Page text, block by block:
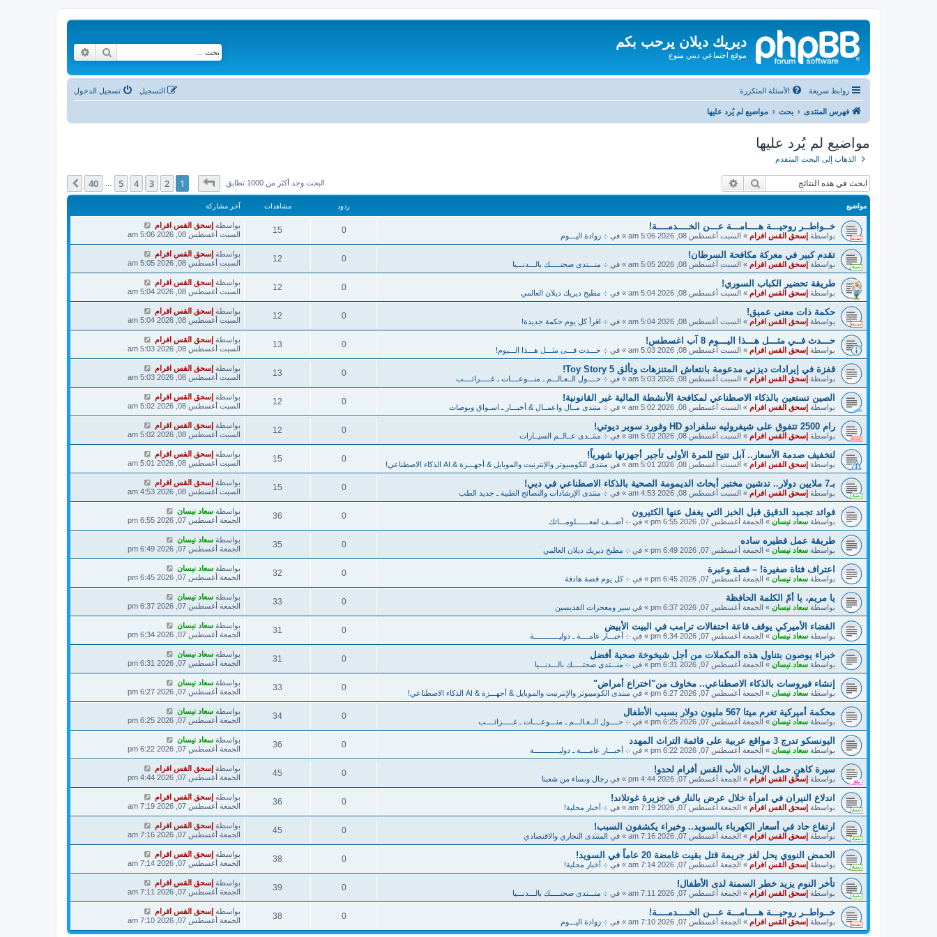
ديريك ديلان يرحب بكم
موقع اجتماعي ديني منوع بحث
روابط سريعة الأسئلة المتكررة تسجيل الدخول التسجيل
فهرس المنتدى بحث مواضيع لم يُرد عليها
مواضيع لم يُرد عليها
الذهاب إلى البحث المتقدم
بحث البحث وجد أكثر من 1000 تطابق صفحة1من40
1
2
3
4
5
40 التالي
مواضيع ردود مشاهدات آخر مشاركة
خــواطــر روحيـــة هــــامـــة عـــن الخــــدمــــة!
بواسطة إسحق القس افرام » السبت أغسطس 08, 2026 5:06 am » في ܀ زوادة اليـــوم
0
15 بواسطة إسحق القس افرام
السبت أغسطس 08, 2026 5:06 am
تقدم كبير في معركة مكافحة السرطان!
بواسطة إسحق القس افرام » السبت أغسطس 08, 2026 5:05 am » في ܀ منـــتدى صحتـــــك بالـــدنـــيا
0
12 بواسطة إسحق القس افرام
السبت أغسطس 08, 2026 5:05 am
طريقة تحضير الكباب السوري!
بواسطة إسحق القس افرام » السبت أغسطس 08, 2026 5:04 am » في ܀ مطبخ ديريك ديلان العالمي
0
12 بواسطة إسحق القس افرام
السبت أغسطس 08, 2026 5:04 am
حكمة ذات معنى عميق!
بواسطة إسحق القس افرام » السبت أغسطس 08, 2026 5:04 am » في ܀ اقرأ كل يوم حكمة جديدة!
0
12 بواسطة إسحق القس افرام
السبت أغسطس 08, 2026 5:04 am
حـــدث فــي مثـــل هـــذا اليـــوم 8 آب اغسطس!
بواسطة إسحق القس افرام » السبت أغسطس 08, 2026 5:03 am » في ܀ حـــدث فـــى مثـــل هـــذا الـــيوم!
0
13 بواسطة إسحق القس افرام
السبت أغسطس 08, 2026 5:03 am
قفزة في إيرادات ديزني مدعومة بانتعاش المتنزهات وتألق Toy Story 5!
بواسطة إسحق القس افرام » السبت أغسطس 08, 2026 5:03 am » في ܀ حــــول الــعـالـــم ـ منـــوعــــات ـ غـــــرائــــب
0
13 بواسطة إسحق القس افرام
السبت أغسطس 08, 2026 5:03 am
الصين تستعين بالذكاء الاصطناعي لمكافحة الأنشطة المالية غير القانونية!
بواسطة إسحق القس افرام » السبت أغسطس 08, 2026 5:02 am » في ܀ منتدى مــال واعمــال & أخبـــار ـ اسـواق وبوصات
0
12 بواسطة إسحق القس افرام
السبت أغسطس 08, 2026 5:02 am
رام 2500 تتفوق على شيفروليه سلفرادو HD وفورد سوبر ديوتي!
بواسطة إسحق القس افرام » السبت أغسطس 08, 2026 5:02 am » في ܀ منتــدى عــالــم السيــارات
0
12 بواسطة إسحق القس افرام
السبت أغسطس 08, 2026 5:02 am
لتخفيف صدمة الأسعار.. آبل تتيح للمرة الأولى تأجير أجهزتها شهرياً!
بواسطة إسحق القس افرام » السبت أغسطس 08, 2026 5:01 am » في منتدى الكومبيوتر والإنترنيت والموبايل & أجهـــزة & AI الذكاء الاصطناعي!
0
15 بواسطة إسحق القس افرام
السبت أغسطس 08, 2026 5:01 am
بـ7 ملايين دولار.. تدشين مختبر أبحاث الديمومة الصحية بالذكاء الاصطناعي في دبي!
بواسطة إسحق القس افرام » السبت أغسطس 08, 2026 4:53 am » في ܀ منتدى الإرشادات والنصائح الطبية ـ جديد الطب
0
15 بواسطة إسحق القس افرام
السبت أغسطس 08, 2026 4:53 am
فوائد تجميد الدقيق قبل الخبز التي يغفل عنها الكثيرون
بواسطة سعاد نيسان » الجمعة أغسطس 07, 2026 6:55 pm » في ܀ أضـــف لمعــــــلومـــاتك
0
36 بواسطة سعاد نيسان
الجمعة أغسطس 07, 2026 6:55 pm
طريقة عمل فطيره ساده
بواسطة سعاد نيسان » الجمعة أغسطس 07, 2026 6:49 pm » في ܀ مطبخ ديريك ديلان العالمي
0
35 بواسطة سعاد نيسان
الجمعة أغسطس 07, 2026 6:49 pm
اعتراف فتاة صغيرة! – قصة وعبرة
بواسطة سعاد نيسان » الجمعة أغسطس 07, 2026 6:45 pm » في ܀ كل يوم قصة هادفة
0
32 بواسطة سعاد نيسان
الجمعة أغسطس 07, 2026 6:45 pm
يا مريم، يا أمّ الكلمة الحافظة
بواسطة سعاد نيسان » الجمعة أغسطس 07, 2026 6:37 pm » في سير ومعجزات القديسين
0
33 بواسطة سعاد نيسان
الجمعة أغسطس 07, 2026 6:37 pm
القضاء الأميركي يوقف قاعة احتفالات ترامب في البيت الأبيض
بواسطة سعاد نيسان » الجمعة أغسطس 07, 2026 6:34 pm » في ܀ أخبـــار عامــــة ـ دوليــــــــــــة
0
31 بواسطة سعاد نيسان
الجمعة أغسطس 07, 2026 6:34 pm
خبراء يوصون بتناول هذه المكملات من أجل شيخوخة صحية أفضل
بواسطة سعاد نيسان » الجمعة أغسطس 07, 2026 6:31 pm » في ܀ منـــتدى صحتـــــك بالـــدنـــيا
0
31 بواسطة سعاد نيسان
الجمعة أغسطس 07, 2026 6:31 pm
إنشاء فيروسات بالذكاء الاصطناعي.. مخاوف من"اختراع أمراض"
بواسطة سعاد نيسان » الجمعة أغسطس 07, 2026 6:27 pm » في منتدى الكومبيوتر والإنترنيت والموبايل & أجهـــزة & AI الذكاء الاصطناعي!
0
33 بواسطة سعاد نيسان
الجمعة أغسطس 07, 2026 6:27 pm
محكمة أميركية تغرم ميتا 567 مليون دولار بسبب الأطفال
بواسطة سعاد نيسان » الجمعة أغسطس 07, 2026 6:25 pm » في ܀ حــــول الــعـالـــم ـ منـــوعــــات ـ غـــــرائــــب
0
34 بواسطة سعاد نيسان
الجمعة أغسطس 07, 2026 6:25 pm
اليونسكو تدرج 3 مواقع عربية على قائمة التراث المهدد
بواسطة سعاد نيسان » الجمعة أغسطس 07, 2026 6:22 pm » في ܀ أخبـــار عامــــة ـ دوليــــــــــــة
0
36 بواسطة سعاد نيسان
الجمعة أغسطس 07, 2026 6:22 pm
سيرة كاهنٍ حمل الإيمان الأب القس أفرام لحدو!
بواسطة إسحق القس افرام » الجمعة أغسطس 07, 2026 4:44 pm » في رجال ونساء من شعبنا
0
45 بواسطة إسحق القس افرام
الجمعة أغسطس 07, 2026 4:44 pm
اندلاع النيران في امرأة خلال عرض بالنار في جزيرة غوتلاند!
بواسطة إسحق القس افرام » الجمعة أغسطس 07, 2026 7:19 am » في ܀ أخبار محلية!
0
36 بواسطة إسحق القس افرام
الجمعة أغسطس 07, 2026 7:19 am
ارتفاع حاد في أسعار الكهرباء بالسويد.. وخبراء يكشفون السبب!
بواسطة إسحق القس افرام » الجمعة أغسطس 07, 2026 7:16 am » في المنتدى التجاري والاقتصادي
0
45 بواسطة إسحق القس افرام
الجمعة أغسطس 07, 2026 7:16 am
الحمض النووي يحل لغز جريمة قتل بقيت غامضة 20 عاماً في السويد!
بواسطة إسحق القس افرام » الجمعة أغسطس 07, 2026 7:14 am » في ܀ أخبار محلية!
0
38 بواسطة إسحق القس افرام
الجمعة أغسطس 07, 2026 7:14 am
تأخر النوم يزيد خطر السمنة لدى الأطفال!
بواسطة إسحق القس افرام » الجمعة أغسطس 07, 2026 7:11 am » في ܀ منـــتدى صحتـــــك بالـــدنـــيا
0
39 بواسطة إسحق القس افرام
الجمعة أغسطس 07, 2026 7:11 am
خــواطــر روحيـــة هــــامـــة عـــن الخــــدمــــة!
بواسطة إسحق القس افرام » الجمعة أغسطس 07, 2026 7:10 am » في ܀ زوادة اليـــوم
0
38 بواسطة إسحق القس افرام
الجمعة أغسطس 07, 2026 7:10 am